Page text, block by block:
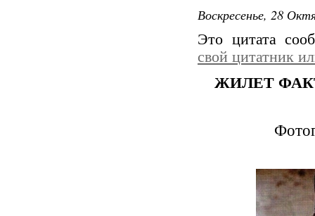
Воскресенье, 28
Это цитата
свой цитатник
ЖИЛЕТ